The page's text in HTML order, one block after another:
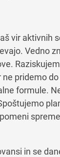
vir aktivnih
Vedno
pridemo
formule.
in se